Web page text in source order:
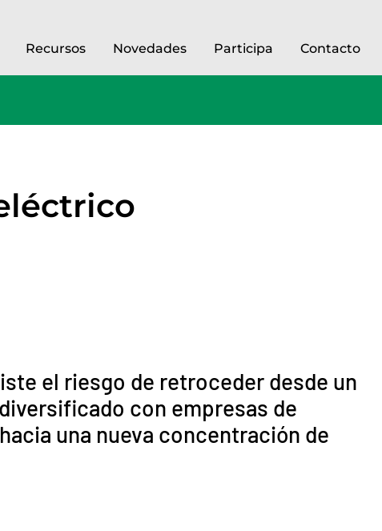
Recursos Novedades Participa Contacto
el riesgo de retroceder desde un
con empresas de
una nueva concentración de